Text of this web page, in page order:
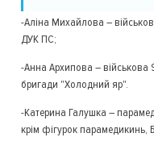
-Аліна Михайлова –
ДУК ПС;
-Анна Архипова – військова
бригади "Холодний яр".
-Катерина Галушка –
крім фігурок парамедикинь,